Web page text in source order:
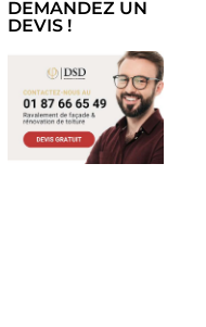
DEMANDEZ UN
DEVIS !